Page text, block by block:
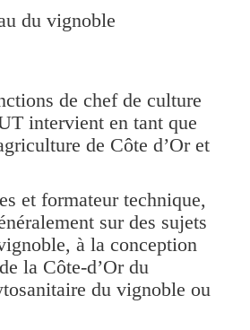
du vignoble
de chef de culture
intervient en tant que
de Côte d’Or et
et formateur technique,
sur des sujets
à la conception
la Côte-d’Or du
du vignoble ou